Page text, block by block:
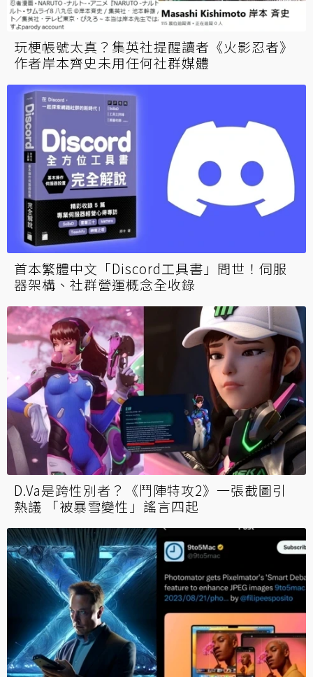
玩梗帳號太真？集英社提醒讀者《火影忍者》
作者岸本齊史未用任何社群媒體
首本繁體中文「Discord工具書」問世！伺服
器架構、社群營運概念全收錄
D.Va是跨性別者？《鬥陣特攻2》一張截圖引
熱議 「被暴雪變性」謠言四起